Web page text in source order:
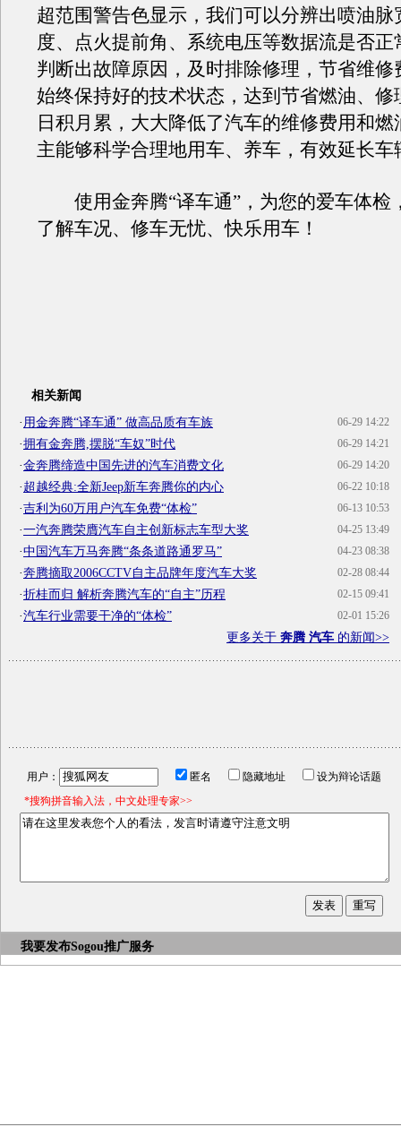
超范围警告色显示，我们可以分辨出喷油脉
度、点火提前角、系统电压等数据流是否正
判断出故障原因，及时排除修理，节省维修
始终保持好的技术状态，达到节省燃油、修
日积月累，大大降低了汽车的维修费用和燃
主能够科学合理地用车、养车，有效延长车
使用金奔腾“译车通”，为您的爱车体检
了解车况、修车无忧、快乐用车！
相关新闻
06-29 14:22
· 用金奔腾“译车通” 做高品质有车族
06-29 14:21
·拥有金奔腾,摆脱“车奴”时代
06-29 14:20
·金奔腾缔造中国先进的汽车消费文化
06-22 10:18
·超越经典:全新Jeep新车奔腾你的内心
06-13 10:53
·吉利为60万用户汽车免费“体检”
04-25 13:49
·一汽奔腾荣膺汽车自主创新标志车型大奖
04-23 08:38
·中国汽车万马奔腾“条条道路通罗马”
02-28 08:44
·奔腾摘取2006CCTV自主品牌年度汽车大奖
02-15 09:41
·折桂而归 解析奔腾汽车的“自主”历程
02-01 15:26
·汽车行业需要干净的“体检”
更多关于 奔腾 汽车 的新闻>>
用户： 匿名 隐藏地址
设为辩论话题
*搜狗拼音输入法，中文处理专家>>
我要发布Sogou推广服务